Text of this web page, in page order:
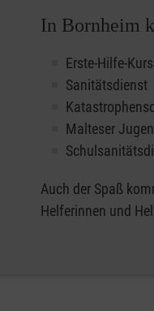
In Bornheim
Erste-Hilfe-
Sanitätsdienst
Malteser
Auch der Spaß
Helferinnen und